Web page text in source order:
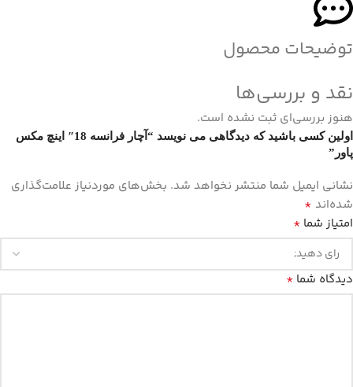
توضیحات محصول
نقد و بررسی‌ها
هنوز بررسی‌ای ثبت نشده است.
اولین کسی باشید که دیدگاهی می نویسد “آچار فرانسه 18″ اینچ مکس
پاور”
نشانی ایمیل شما منتشر نخواهد شد. بخش‌های موردنیاز علامت‌گذاری
شده‌اند *
امتیاز شما *
دیدگاه شما *